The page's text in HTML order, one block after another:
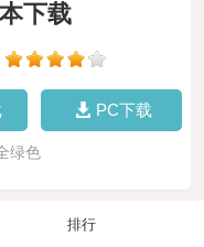
下载
PC下载
绿色
排行